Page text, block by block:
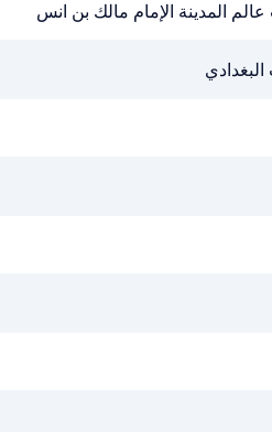
المدينة الإمام مالك بن انس